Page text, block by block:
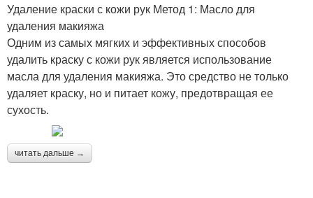
Удаление краски с кожи рук Метод 1: Масло для
удаления макияжа
Одним из самых мягких и эффективных способов
удалить краску с кожи рук является использование
масла для удаления макияжа. Это средство не только
удаляет краску, но и питает кожу, предотвращая ее
сухость.
читать дальше →